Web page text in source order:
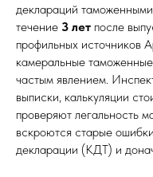
деклараций
течение 3 лет после
профильных источников
камеральные
частым явлением.
выписки, калькуляции
проверяют легальность
вскроются старые
декларации (КДТ) и